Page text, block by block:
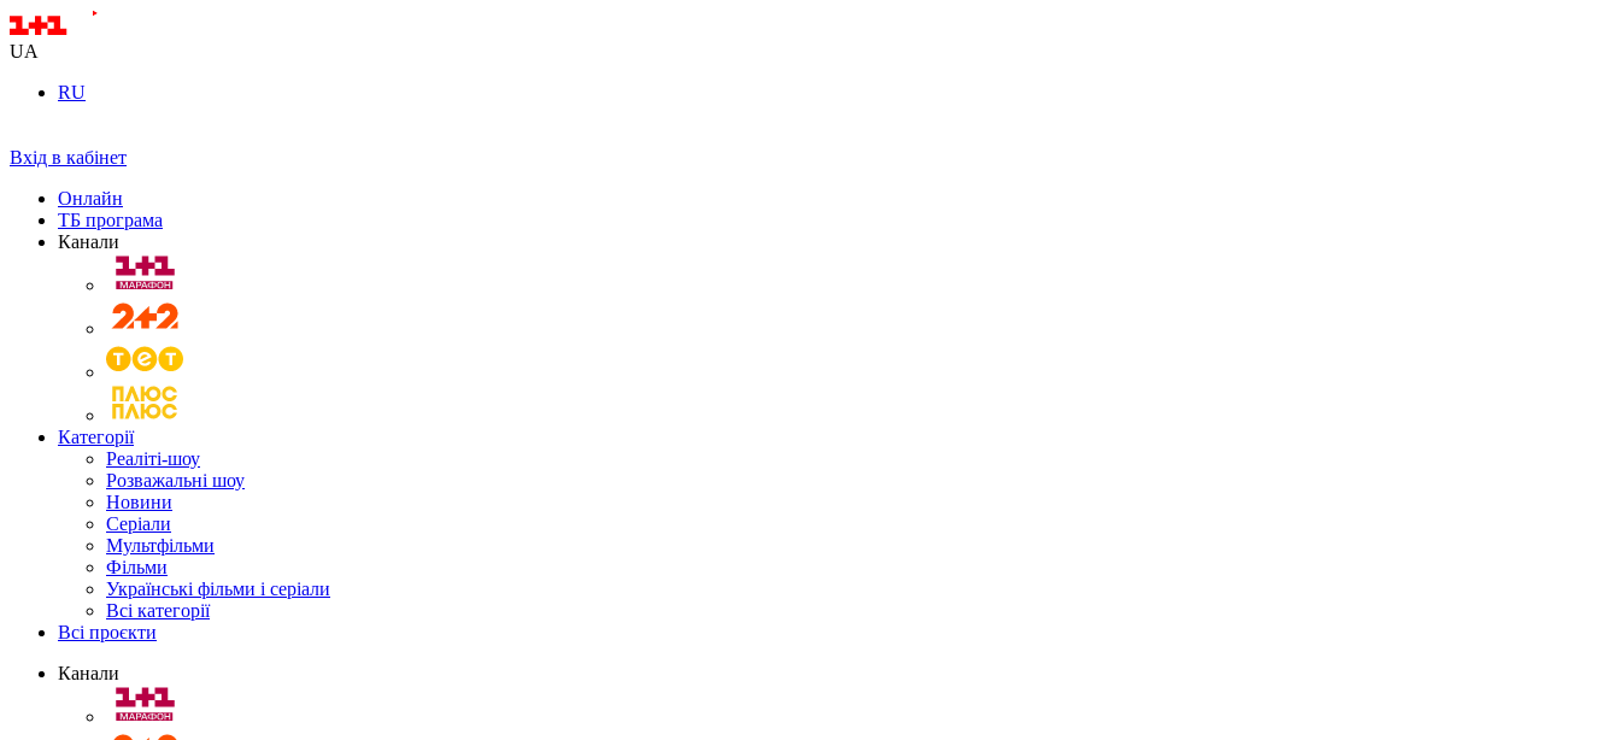
UA
RU
Вхід в кабінет
Онлайн
ТБ програма
Канали
Категорії
Реаліті-шоу
Розважальні шоу
Новини
Серіали
Мультфільми
Фільми
Українські фільми і серіали
Всі категорії
Всі проєкти
Канали